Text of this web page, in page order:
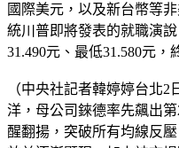
國際美元，以及新台幣等
統川普即將發表的就職演
31.490元、最低31.580元，
（中央社記者韓婷婷台北
洋，母公司錸德率先飆出
醒翻揚，突破所有均線反